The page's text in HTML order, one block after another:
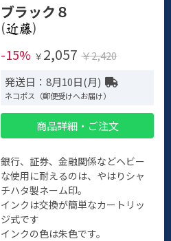
ブラック８
(
)
-15% ￥ 2,057 ￥2,420
発送日：8月10日(月)
ネコポス（郵便受けへお届け）
商品詳細・ご注文
銀行、証券、金融関係などヘビー
な使用に耐えるのは、やはりシャ
チハタ製ネーム印。
インクは交換が簡単なカートリッ
ジ式です
インクの色は朱色です。